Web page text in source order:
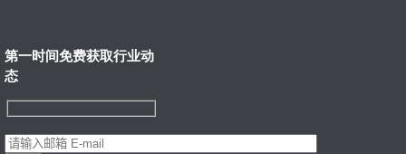
第一时间免费获取行业动
态